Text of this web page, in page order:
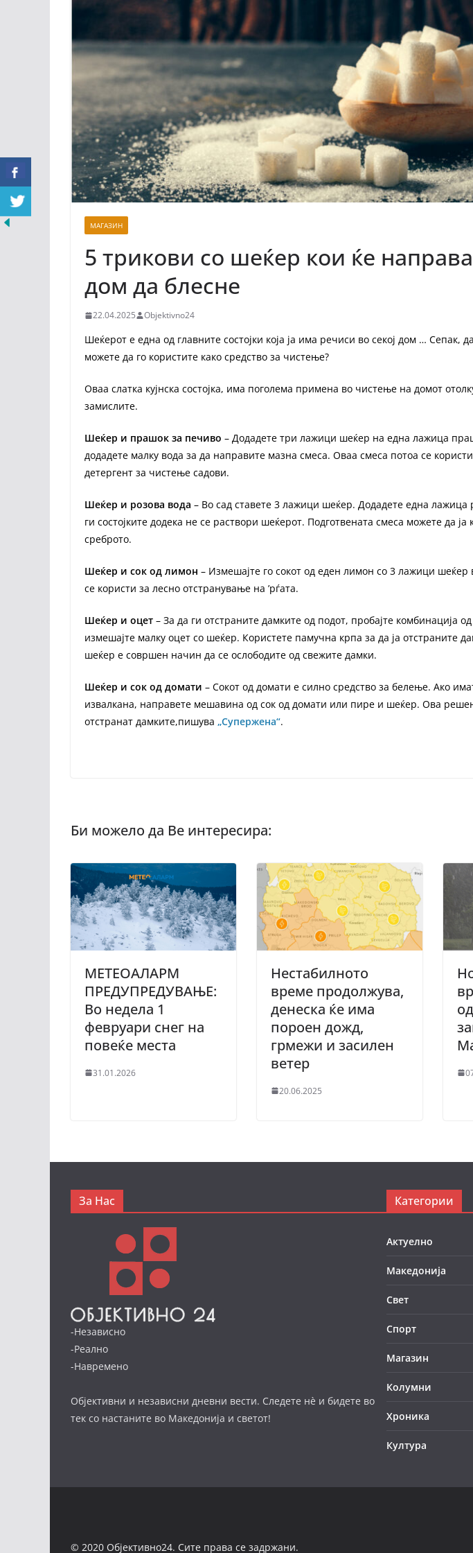
МАГАЗИН
5 трикови со шеќер кои ќе
дом да блесне
22.04.2025 Objektivno24
Шеќерот е една од главните состојки која ја има речиси во секој дом … Сепак,
можете да го користите како средство за чистење?
Оваа слатка кујнска состојка, има поголема примена во чистење на домот
замислите.
Шеќер и прашок за печиво – Додадете три лажици шеќер на една лажица
додадете малку вода за да направите мазна смеса. Оваа смеса потоа се
детергент за чистење садови.
Шеќер и розова вода – Во сад ставете 3 лажици шеќер. Додадете една лажица
ги состојките додека не се раствори шеќерот. Подготвената смеса можете да
среброто.
Шеќер и сок од лимон – Измешајте го сокот од еден лимон со 3 лажици
се користи за лесно отстранување на ’рѓата.
Шеќер и оцет – За да ги отстраните дамките од подот, пробајте комбинација
измешајте малку оцет со шеќер. Користете памучна крпа за да ја отстраните
шеќер е совршен начин да се ослободите од свежите дамки.
Шеќер и сок од домати – Сокот од домати е силно средство за белење. Ако
извалкана, направете мешавина од сок од домати или пире и шеќер. Ова
отстранат дамките,пишува „Супержена“.
МЕТЕОАЛАРМ
ПРЕДУПРЕДУВАЊЕ:
Во недела 1
февруари снег на
повеќе места
31.01.2026
Нестабилното
време продолжува,
денеска ќе има
пороен дожд,
грмежи и засилен
ветер
20.06.2025
За Нас
-Независно
-Реално
-Навремено
Објективни и независни дневни вести. Следете нè и бидете во
тек со настаните во Македонија и светот!
Категории
Актуелно
Македонија
Свет
Спорт
Магазин
Колумни
Хроника
Култура